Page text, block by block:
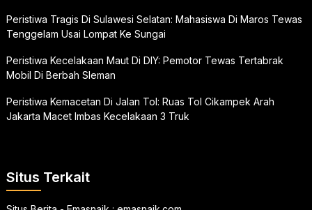
Peristiwa Tragis Di Sulawesi Selatan: Mahasiswa Di Maros Tewas
Tenggelam Usai Lompat Ke Sungai
Peristiwa Kecelakaan Maut Di DIY: Pemotor Tewas Tertabrak
Mobil Di Berbah Sleman
Peristiwa Kemacetan Di Jalan Tol: Ruas Tol Cikampek Arah
Jakarta Macet Imbas Kecelakaan 3 Truk
Situs Terkait